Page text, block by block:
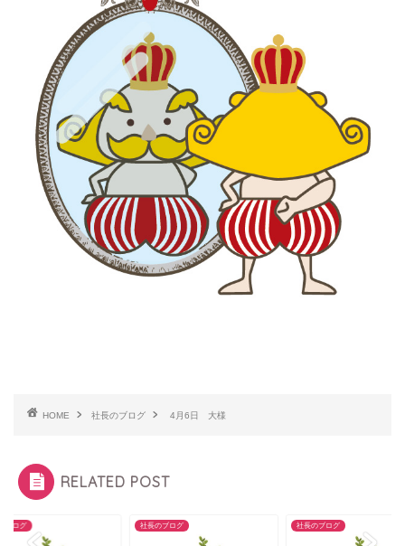
HOME 社長のブログ 4月6日 大様
RELATED POST
ブログ 社長のブログ 社長のブログ